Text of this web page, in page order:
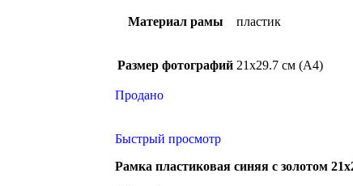
Материал рамы пластик
Размер фотографий 21х29.7 см (А4)
Продано
Быстрый просмотр
Рамка пластиковая синяя с золотом